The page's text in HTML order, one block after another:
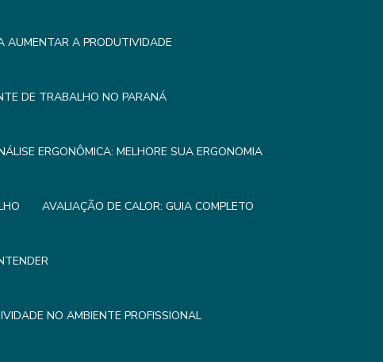
AUMENTAR A PRODUTIVIDADE
DE TRABALHO NO PARANÁ
ERGONÔMICA: MELHORE SUA ERGONOMIA
AVALIAÇÃO DE CALOR: GUIA COMPLETO
NO AMBIENTE PROFISSIONAL